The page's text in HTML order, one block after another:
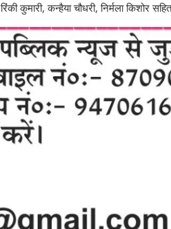
कुमारी, कन्हैया चौधरी, निर्मला किशोर